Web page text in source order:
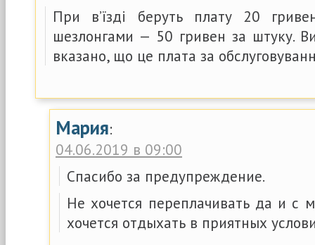
При в’їзді беруть плату 20
шезлонгами — 50 гривен за штуку.
вказано, що це плата за
Мария:
04.06.2019 в 09:00
Спасибо за предупреждение.
Не хочется переплачивать да и с
хочется отдыхать в приятных